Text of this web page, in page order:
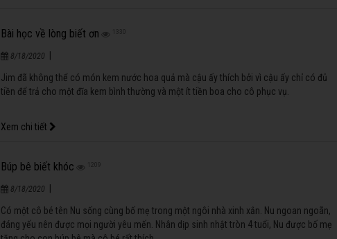
Bài học về lòng biết ơn 1330
8/18/2020
Jim đã không thể có món kem nước hoa quả mà cậu ấy thích bởi vì cậu ấy chỉ có đủ
tiền để trả cho một đĩa kem bình thường và một ít tiền boa cho cô phục vụ.
Xem chi tiết
Búp bê biết khóc 1209
8/18/2020
Có một cô bé tên Nu sống cùng bố mẹ trong một ngôi nhà xinh xắn. Nu ngoan ngoãn,
đáng yếu nên được mọi người yêu mến. Nhân dịp sinh nhật tròn 4 tuổi, Nu được bố mẹ